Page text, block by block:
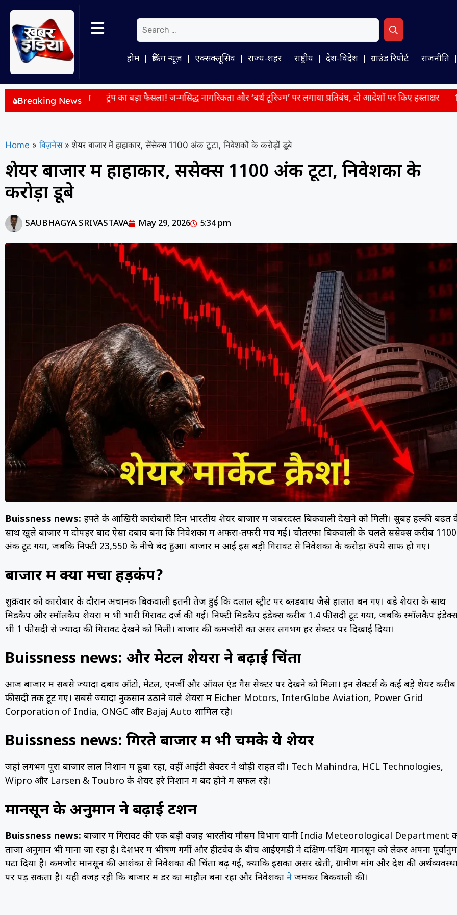
होम ब्रेकिंग न्यूज़ एक्सक्लूसिव राज्य-शहर राष्ट्रीय देश-विदेश ग्राउंड रिपोर्ट राजनीति
Breaking News
की पहचान ट्रंप का बड़ा फैसला! जन्मसिद्ध नागरिकता और ‘बर्थ टूरिज्म’ पर लगाया प्रतिबंध, दो आदेशों पर किए हस्ताक्षर 1.6 लाख करोड़
Home » बिज़नेस » शेयर बाजार में हाहाकार, सेंसेक्स 1100 अंक टूटा, निवेशकों के करोड़ों डूबे
शेयर बाजार में हाहाकार, सेंसेक्स 1100 अंक टूटा, निवेशकों के
करोड़ों डूबे
SAUBHAGYA SRIVASTAVA May 29, 2026 5:34 pm
Buissness news: हफ्ते के आखिरी कारोबारी दिन भारतीय शेयर बाजार में जबरदस्त बिकवाली देखने को मिली। सुबह हल्की बढ़त
साथ खुले बाजार में दोपहर बाद ऐसा दबाव बना कि निवेशकों में अफरा-तफरी मच गई। चौतरफा बिकवाली के चलते सेंसेक्स करीब 1100
अंक टूट गया, जबकि निफ्टी 23,550 के नीचे बंद हुआ। बाजार में आई इस बड़ी गिरावट से निवेशकों के करोड़ों रुपये साफ हो गए।
बाजार में क्यों मचा हड़कंप?
शुक्रवार को कारोबार के दौरान अचानक बिकवाली इतनी तेज हुई कि दलाल स्ट्रीट पर ब्लडबाथ जैसे हालात बन गए। बड़े शेयरों के साथ
मिडकैप और स्मॉलकैप शेयरों में भी भारी गिरावट दर्ज की गई। निफ्टी मिडकैप इंडेक्स करीब 1.4 फीसदी टूट गया, जबकि स्मॉलकैप
भी 1 फीसदी से ज्यादा की गिरावट देखने को मिली। बाजार की कमजोरी का असर लगभग हर सेक्टर पर दिखाई दिया।
Buissness news: और मेटल शेयरों ने बढ़ाई चिंता
आज बाजार में सबसे ज्यादा दबाव ऑटो, मेटल, एनर्जी और ऑयल एंड गैस सेक्टर पर देखने को मिला। इन सेक्टर्स के कई बड़े शेयर करीब
फीसदी तक टूट गए। सबसे ज्यादा नुकसान उठाने वाले शेयरों में Eicher Motors, InterGlobe Aviation, Power Grid
Corporation of India, ONGC और Bajaj Auto शामिल रहे।
Buissness news: गिरते बाजार में भी चमके ये शेयर
जहां लगभग पूरा बाजार लाल निशान में डूबा रहा, वहीं आईटी सेक्टर ने थोड़ी राहत दी। Tech Mahindra, HCL Technologies,
Wipro और Larsen & Toubro के शेयर हरे निशान में बंद होने में सफल रहे।
मानसून के अनुमान ने बढ़ाई टेंशन
Buissness news: बाजार में गिरावट की एक बड़ी वजह भारतीय मौसम विभाग यानी India Meteorological Department
ताजा अनुमान भी माना जा रहा है। देशभर में भीषण गर्मी और हीटवेव के बीच आईएमडी ने दक्षिण-पश्चिम मानसून को लेकर अपना
घटा दिया है। कमजोर मानसून की आशंका से निवेशकों की चिंता बढ़ गई, क्योंकि इसका असर खेती, ग्रामीण मांग और देश की
पर पड़ सकता है। यही वजह रही कि बाजार में डर का माहौल बना रहा और निवेशकों ने जमकर बिकवाली की।